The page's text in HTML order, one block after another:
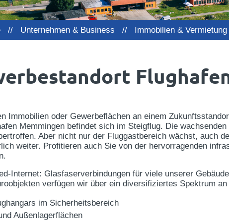
// Unternehmen & Business // Immobilien & Vermietung
Immobilien oder Gewerbeflächen an einem
Memmingen befindet sich im Steigflug. Die
Aber nicht nur der Fluggastbereich wächst, auch
weiter. Profitieren auch Sie von der hervorragenden
Internet: Glasfaserverbindungen für viele unserer
verfügen wir über ein diversifiziertes Spektrum
im Sicherheitsbereich
Außenlagerflächen